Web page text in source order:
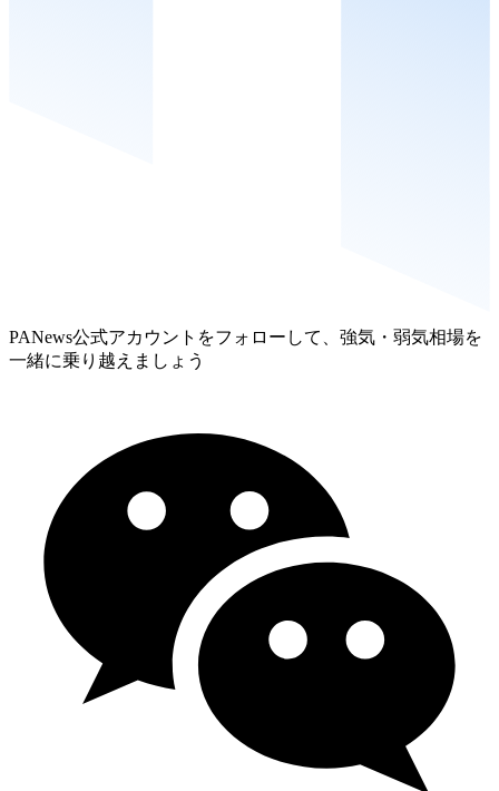
PANews公式アカウントをフォローして、強気・弱気相場を
一緒に乗り越えましょう